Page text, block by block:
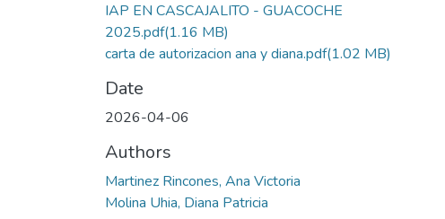
IAP EN CASCAJALITO - GUACOCHE
2025.pdf(1.16 MB)
carta de autorizacion ana y diana.pdf(1.02 MB)
Date
2026-04-06
Authors
Martinez Rincones, Ana Victoria
Molina Uhia, Diana Patricia